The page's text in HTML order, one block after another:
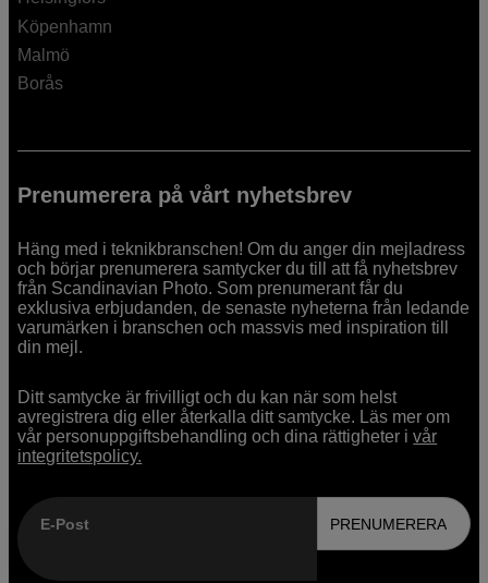
Köpenhamn
Malmö
Borås
Prenumerera på vårt nyhetsbrev
Häng med i teknikbranschen! Om du anger din mejladress
och börjar prenumerera samtycker du till att få nyhetsbrev
från Scandinavian Photo. Som prenumerant får du
exklusiva erbjudanden, de senaste nyheterna från ledande
varumärken i branschen och massvis med inspiration till
din mejl.
Ditt samtycke är frivilligt och du kan när som helst
avregistrera dig eller återkalla ditt samtycke. Läs mer om
vår personuppgiftsbehandling och dina rättigheter ivår
integritetspolicy.
E-Post PRENUMERERA